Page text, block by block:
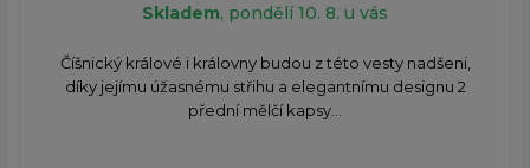
Skladem, pondělí 10. 8. u vás
Číšnický králové i královny budou z této vesty nadšeni,
díky jejímu úžasnému střihu a elegantnímu designu 2
přední mělčí kapsy...